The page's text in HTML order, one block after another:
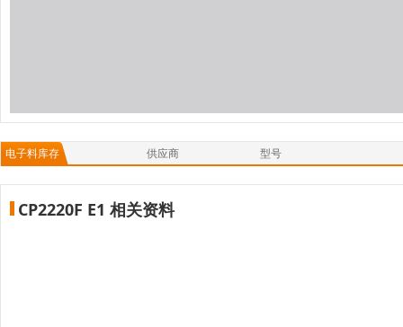
电子料库存 供应商 型号
CP2220F E1 相关资料